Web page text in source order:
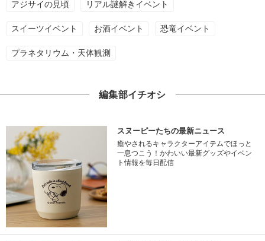
アジサイの見頃 リアル謎解きイベント
スイーツイベント お酒イベント 恐竜イベント
プラネタリウム・天体観測
編集部イチオシ
スヌーピーたちの最新ニュース
癒やされるキャラクターアイテムでほっと
一息つこう！かわいい最新グッズやイベン
ト情報を毎日配信